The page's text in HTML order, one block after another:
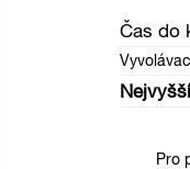
Čas do
Pro